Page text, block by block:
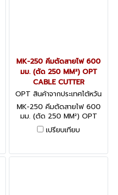
MK-250 คีมตัดสายไฟ 600
มม. (ตัด 250 MM²) OPT
CABLE CUTTER
OPT สินค้าจากประเทศไต้หวัน
MK-250
MK-250 คีมตัดสายไฟ 600
มม. (ตัด 250 MM²) OPT
CABLE CUTTER
เปรียบเทียบ